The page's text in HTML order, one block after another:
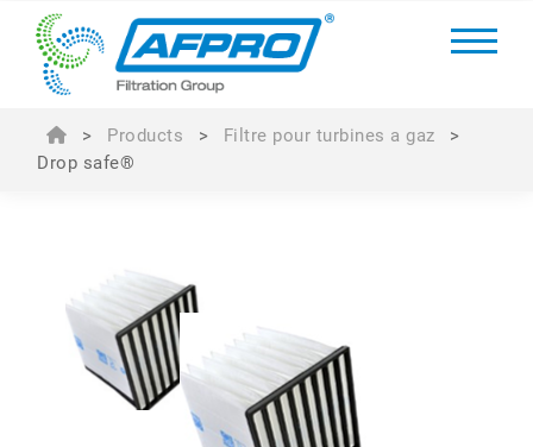
> Products > Filtre pour turbines a gaz
>
Drop safe®